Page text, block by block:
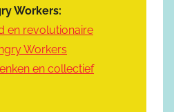
Workers:
en revolutionaire
Workers
en collectief